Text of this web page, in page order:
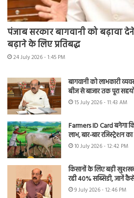
पंजाब सरकार बागवानी को बढ़ावा
बढ़ाने के लिए प्रतिबद्ध
24 July 2026 - 1:45 PM
बागवानी को लाभकारी
बीज से बाजार तक पूरा
15 July 2026 - 11:43 AM
Farmers ID Card बनेगा
लाभ, बार-बार
10 July 2026 - 12:42 PM
किसानों के लिए बड़ी
रही 40% सब्सिडी, जानें
9 July 2026 - 12:46 PM